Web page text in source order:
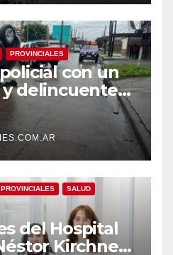
PROVINCIALES
con un
delincuentes
Francisco
PROVINCIALES SALUD
del Hospital
Kirchner